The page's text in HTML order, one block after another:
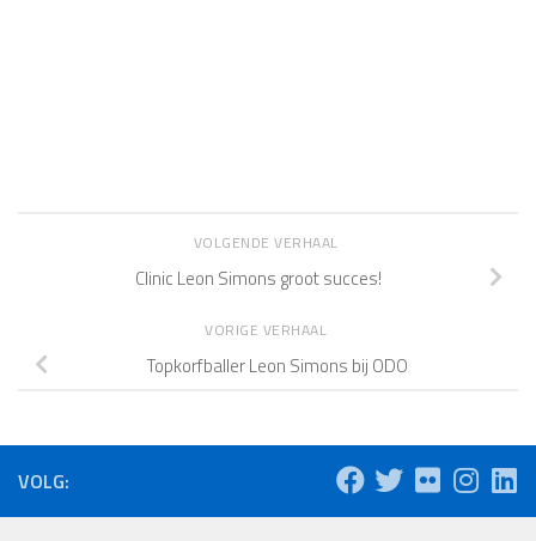
VOLGENDE VERHAAL
Clinic Leon Simons groot succes!
VORIGE VERHAAL
Topkorfballer Leon Simons bij ODO
VOLG: